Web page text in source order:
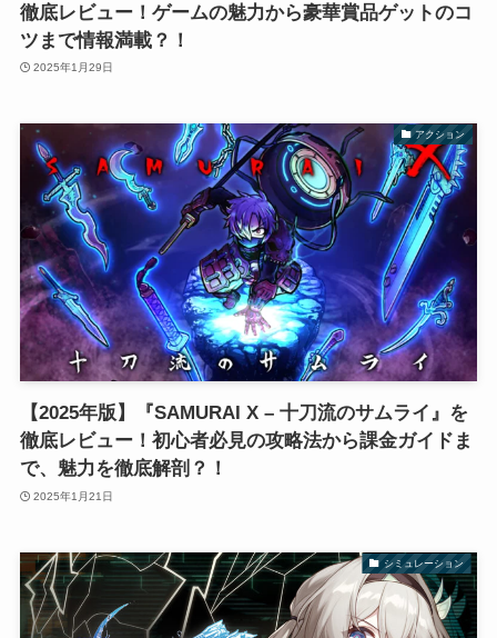
徹底レビュー！ゲームの魅力から豪華賞品ゲットのコ
ツまで情報満載？！
2025年1月29日
アクション
【2025年版】『SAMURAI X – 十刀流のサムライ』を
徹底レビュー！初心者必見の攻略法から課金ガイドま
で、魅力を徹底解剖？！
2025年1月21日
シミュレーション